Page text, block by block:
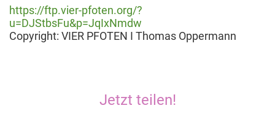
https://ftp.vier-pfoten.org/?
u=DJStbsFu&p=JqIxNmdw
Copyright: VIER PFOTEN I Thomas Oppermann
Jetzt teilen!